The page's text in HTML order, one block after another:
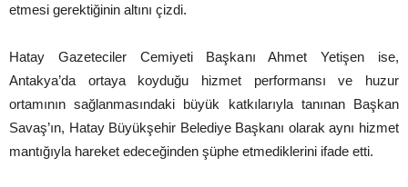
etmesi gerektiğinin altını çizdi.
Hatay Gazeteciler Cemiyeti Başkanı Ahmet Yetişen ise,
Antakya’da ortaya koyduğu hizmet performansı ve huzur
ortamının sağlanmasındaki büyük katkılarıyla tanınan Başkan
Savaş’ın, Hatay Büyükşehir Belediye Başkanı olarak aynı hizmet
mantığıyla hareket edeceğinden şüphe etmediklerini ifade etti.